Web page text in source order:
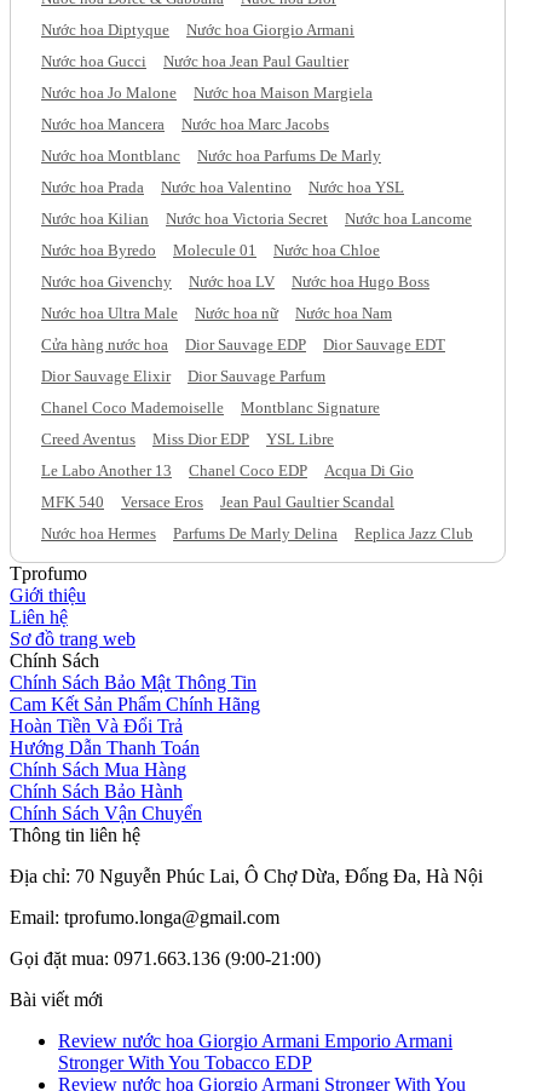
Nước hoa Diptyque
Nước hoa Giorgio Armani
Nước hoa Gucci
Nước hoa Jean Paul Gaultier
Nước hoa Jo Malone
Nước hoa Maison Margiela
Nước hoa Mancera
Nước hoa Marc Jacobs
Nước hoa Montblanc
Nước hoa Parfums De Marly
Nước hoa Prada
Nước hoa Valentino
Nước hoa YSL
Nước hoa Kilian
Nước hoa Victoria Secret
Nước hoa Lancome
Nước hoa Byredo
Molecule 01
Nước hoa Chloe
Nước hoa Givenchy
Nước hoa LV
Nước hoa Hugo Boss
Nước hoa Ultra Male
Nước hoa nữ
Nước hoa Nam
Cửa hàng nước hoa
Dior Sauvage EDP
Dior Sauvage EDT
Dior Sauvage Elixir
Dior Sauvage Parfum
Chanel Coco Mademoiselle
Montblanc Signature
Creed Aventus
Miss Dior EDP
YSL Libre
Le Labo Another 13
Chanel Coco EDP
Acqua Di Gio
MFK 540
Versace Eros
Jean Paul Gaultier Scandal
Nước hoa Hermes
Parfums De Marly Delina Replica Jazz Club
Tprofumo
Giới thiệu
Liên hệ
Sơ đồ trang web
Chính Sách
Chính Sách Bảo Mật Thông Tin
Cam Kết Sản Phẩm Chính Hãng
Hoàn Tiền Và Đổi Trả
Hướng Dẫn Thanh Toán
Chính Sách Mua Hàng
Chính Sách Bảo Hành
Chính Sách Vận Chuyển
Thông tin liên hệ
Địa chỉ: 70 Nguyễn Phúc Lai, Ô Chợ Dừa, Đống Đa, Hà Nội
Email: tprofumo.longa@gmail.com
Gọi đặt mua: 0971.663.136 (9:00-21:00)
Bài viết mới
Review nước hoa Giorgio Armani Emporio Armani
Stronger With You Tobacco EDP
Review nước hoa Giorgio Armani Stronger With You